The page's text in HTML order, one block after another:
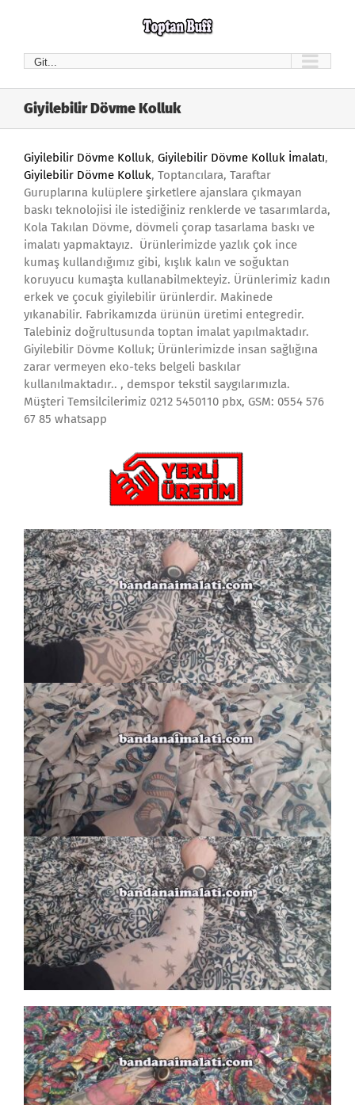
Git...
Giyilebilir Dövme Kolluk
Giyilebilir Dövme Kolluk, Giyilebilir Dövme Kolluk İmalatı,
Giyilebilir Dövme Kolluk, Toptancılara, Taraftar
Guruplarına kulüplere şirketlere ajanslara çıkmayan
baskı teknolojisi ile istediğiniz renklerde ve tasarımlarda,
Kola Takılan Dövme, dövmeli çorap tasarlama baskı ve
imalatı yapmaktayız. Ürünlerimizde yazlık çok ince
kumaş kullandığımız gibi, kışlık kalın ve soğuktan
koruyucu kumaşta kullanabilmekteyiz. Ürünlerimiz kadın
erkek ve çocuk giyilebilir ürünlerdir. Makinede
yıkanabilir. Fabrikamızda ürünün üretimi entegredir.
Talebiniz doğrultusunda toptan imalat yapılmaktadır.
Giyilebilir Dövme Kolluk; Ürünlerimizde insan sağlığına
zarar vermeyen eko-teks belgeli baskılar
kullanılmaktadır.. , demspor tekstil saygılarımızla.
Müşteri Temsilcilerimiz 0212 5450110 pbx, GSM: 0554 576
67 85 whatsapp